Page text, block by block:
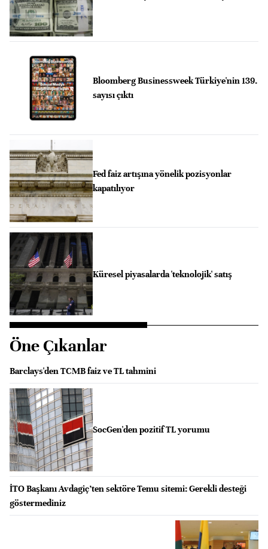
Bloomberg Businessweek Türkiye'nin 139.
sayısı çıktı
Fed faiz artışına yönelik pozisyonlar
kapatılıyor
Küresel piyasalarda 'teknolojik' satış
Öne Çıkanlar
Barclays'den TCMB faiz ve TL tahmini
SocGen'den pozitif TL yorumu
İTO Başkanı Avdagiç’ten sektöre Temu sitemi: Gerekli desteği
göstermediniz